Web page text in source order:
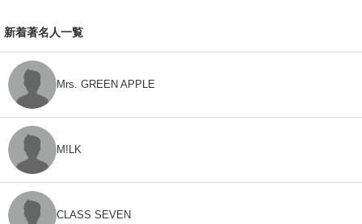
新着著名人一覧
Mrs. GREEN APPLE
M!LK
CLASS SEVEN